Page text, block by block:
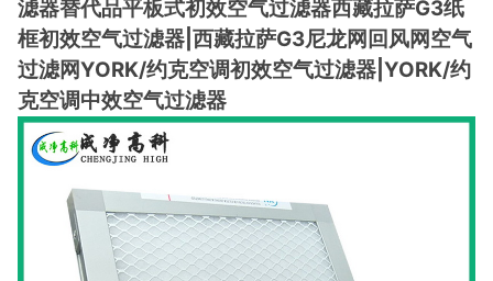
滤器替代品平板式初效空气过滤器西藏拉萨G3纸
框初效空气过滤器|西藏拉萨G3尼龙网回风网空气
过滤网YORK/约克空调初效空气过滤器|YORK/约
克空调中效空气过滤器